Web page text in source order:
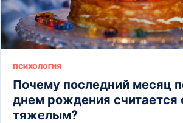
ПСИХОЛОГИЯ
Почему последний месяц
днем рождения
тяжелым?